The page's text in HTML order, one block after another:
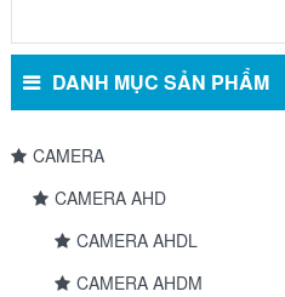
DANH MỤC SẢN PHẨM
CAMERA
CAMERA AHD
CAMERA AHDL
CAMERA AHDM